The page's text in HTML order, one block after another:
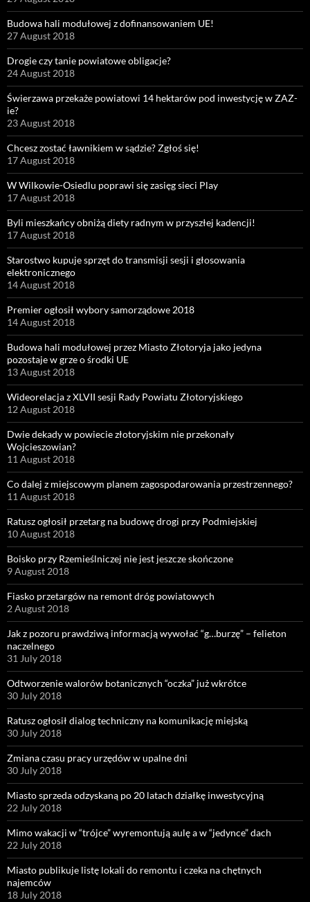
Budowa hali modułowej z dofinansowaniem UE!
27 August 2018
Drogie czy tanie powiatowe obligacje?
24 August 2018
Świerzawa przekaże powiatowi 14 hektarów pod inwestycję w ZAZ-
ie?
23 August 2018
Chcesz zostać ławnikiem w sądzie? Zgłoś się!
17 August 2018
W Wilkowie-Osiedlu poprawi się zasięg sieci Play
17 August 2018
Byli mieszkańcy obniżą diety radnym w przyszłej kadencji!
17 August 2018
Starostwo kupuje sprzęt do transmisji sesji i głosowania
elektronicznego
14 August 2018
Premier ogłosił wybory samorządowe 2018
14 August 2018
Budowa hali modułowej przez Miasto Złotoryja jako jedyna
pozostaje w grze o środki UE
13 August 2018
Wideorelacja z XLVII sesji Rady Powiatu Złotoryjskiego
12 August 2018
Dwie dekady w powiecie złotoryjskim nie przekonały
Wojcieszowian?
11 August 2018
Co dalej z miejscowym planem zagospodarowania przestrzennego?
11 August 2018
Ratusz ogłosił przetarg na budowę drogi przy Podmiejskiej
10 August 2018
Boisko przy Rzemieślniczej nie jest jeszcze skończone
9 August 2018
Fiasko przetargów na remont dróg powiatowych
2 August 2018
Jak z pozoru prawdziwą informacją wywołać “g…burzę” – felieton
naczelnego
31 July 2018
Odtworzenie walorów botanicznych “oczka” już wkrótce
30 July 2018
Ratusz ogłosił dialog techniczny na komunikację miejską
30 July 2018
Zmiana czasu pracy urzędów w upalne dni
30 July 2018
Miasto sprzeda odzyskaną po 20 latach działkę inwestycyjną
22 July 2018
Mimo wakacji w “trójce” wyremontują aulę a w “jedynce” dach
22 July 2018
Miasto publikuje listę lokali do remontu i czeka na chętnych
najemców
18 July 2018